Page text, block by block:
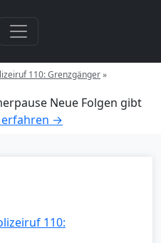
110: Grenzgänger»
Neue Folgen gibt
→
110: